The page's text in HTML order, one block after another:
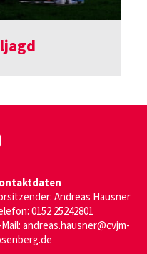
Andreas Hausner
0152 25242801
andreas.hausner@cvjm-